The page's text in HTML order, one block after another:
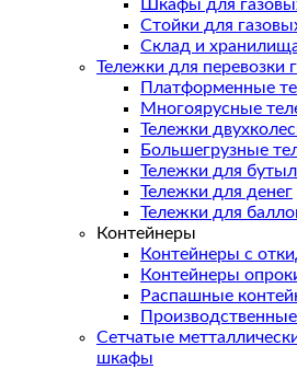
Шкафы для
Стойки для
Склад и
Тележки для перевозки
Платформенные
Многоярусные
Тележки
Большегрузные
Тележки для
Тележки для денег
Тележки для
Контейнеры
Контейнеры с
Контейнеры
Распашные
Сетчатые
шкафы